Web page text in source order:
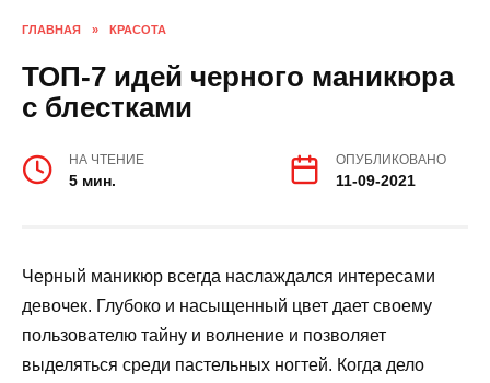
ГЛАВНАЯ » КРАСОТА
ТОП-7 идей черного маникюра
с блестками
НА ЧТЕНИЕ
5 мин.
ОПУБЛИКОВАНО
11-09-2021
Черный маникюр всегда наслаждался интересами
девочек. Глубоко и насыщенный цвет дает своему
пользователю тайну и волнение и позволяет
выделяться среди пастельных ногтей. Когда дело